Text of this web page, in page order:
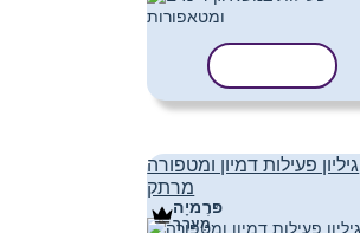
גיליון פעילות דמיון ומטפורה
מרתק
פּרֶמיָה
מַעֲרָך